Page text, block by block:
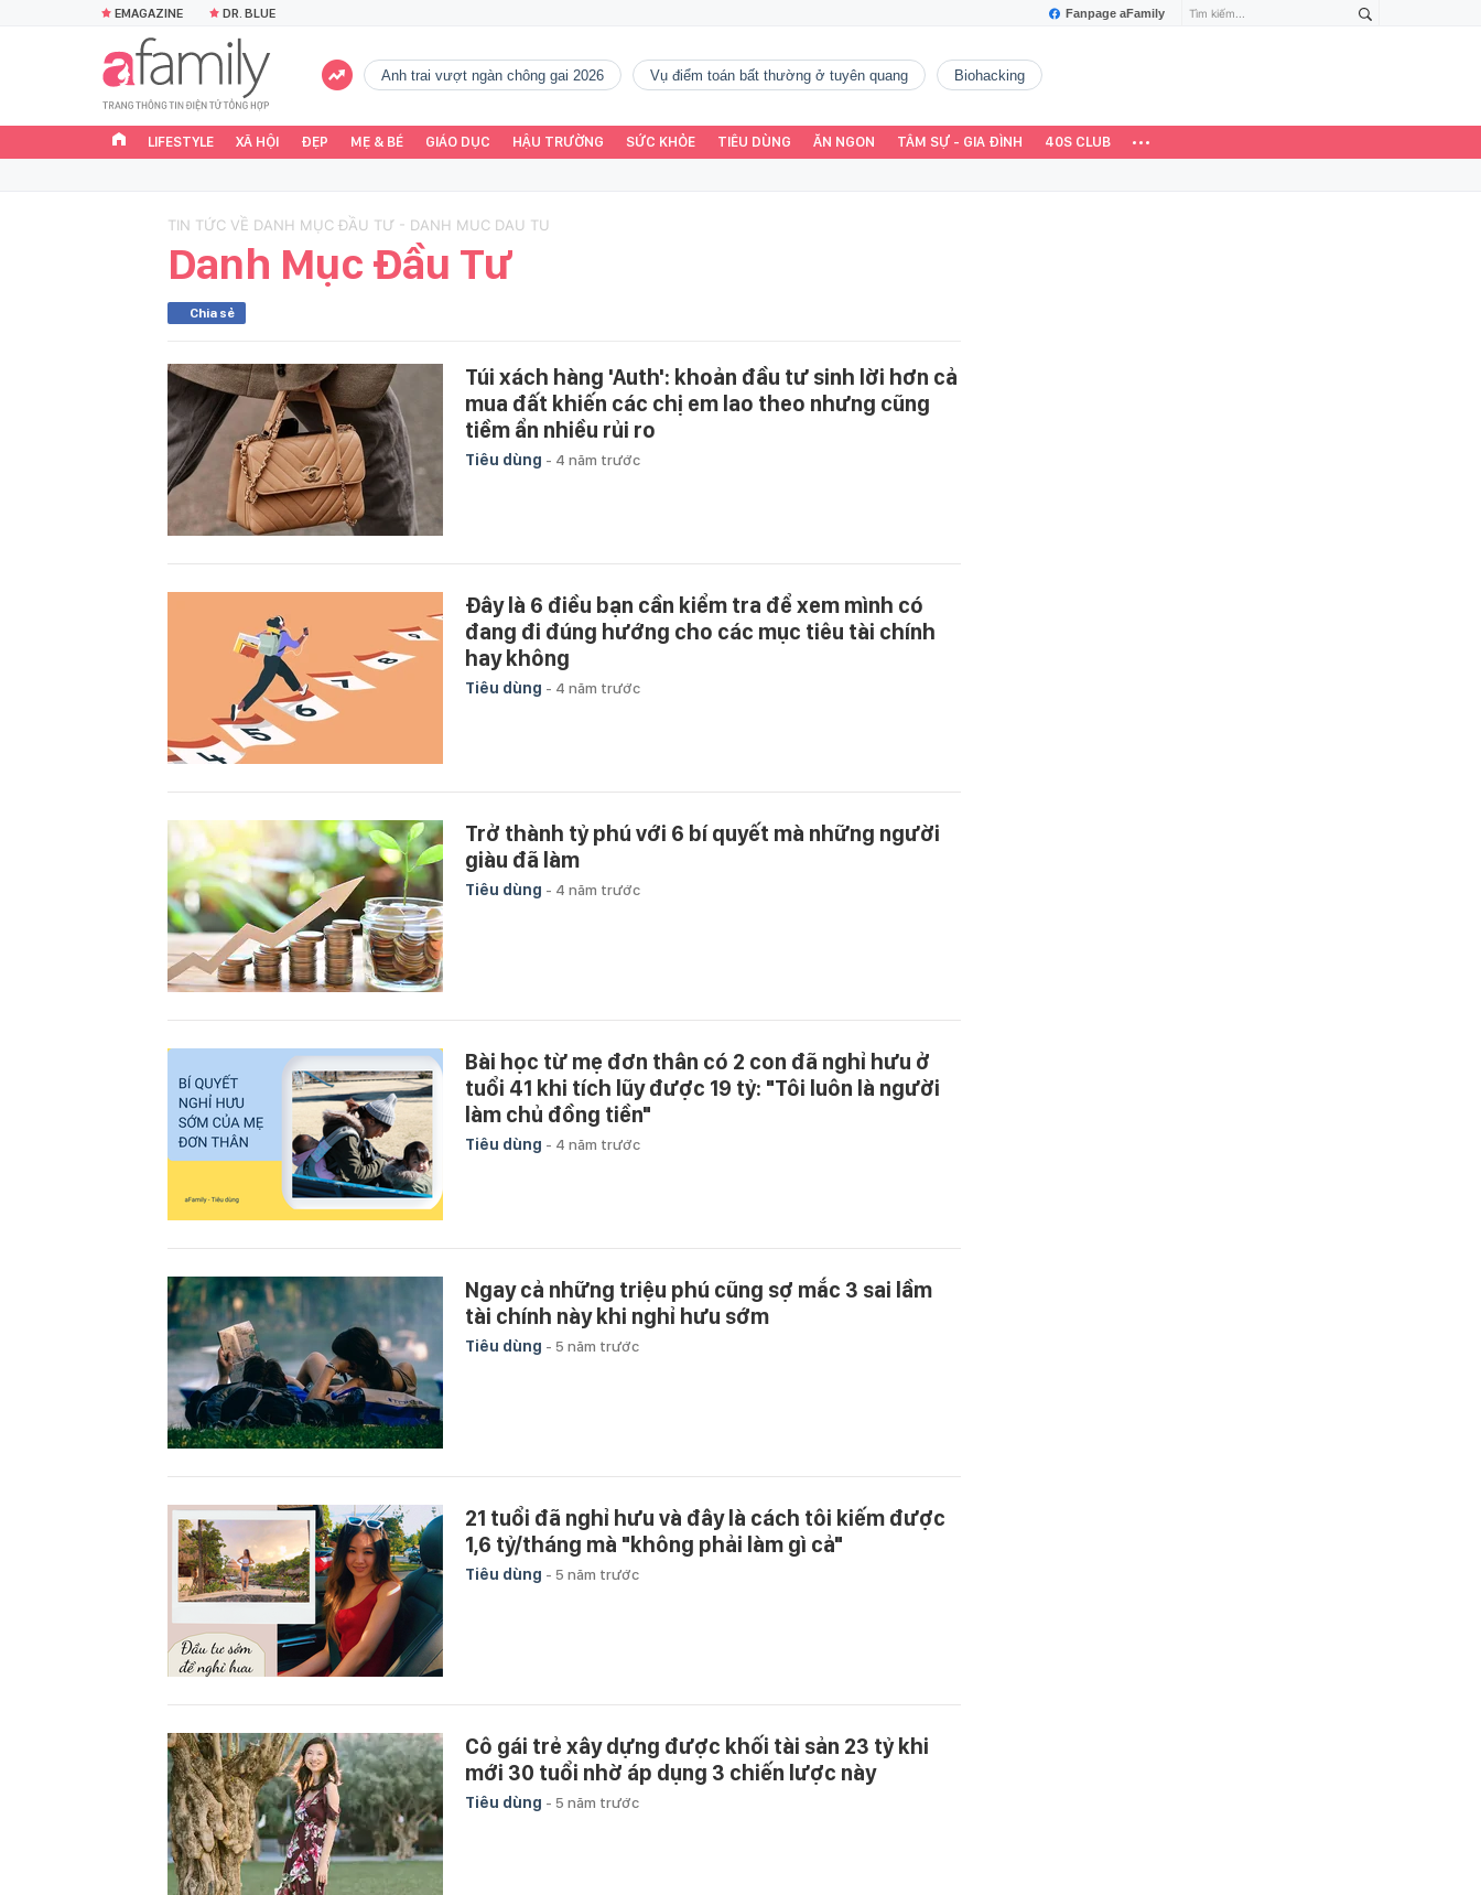
Fanpage aFamily
EMAGAZINE DR. BLUE
Anh trai vượt ngàn chông gai 2026 vụ điểm toán bất thường ở tuyên quang Biohacking
LIFESTYLE XÃ HỘI ĐẸP MẸ & BÉ GIÁO DỤC HẬU TRƯỜNG SỨC KHỎE TIÊU DÙNG ĂN NGON TÂM SỰ - GIA ĐÌNH 40S CLUB
TIN TỨC VỀ DANH MỤC ĐẦU TƯ - DANH MUC DAU TU
Danh Mục Đầu Tư
Chia sẻ
Túi xách hàng 'Auth': khoản đầu tư sinh lời hơn cả
mua đất khiến các chị em lao theo nhưng cũng
tiềm ẩn nhiều rủi ro
Tiêu dùng - 4 năm trước
Đây là 6 điều bạn cần kiểm tra để xem mình có
đang đi đúng hướng cho các mục tiêu tài chính
hay không
Tiêu dùng - 4 năm trước
Trở thành tỷ phú với 6 bí quyết mà những người
giàu đã làm
Tiêu dùng - 4 năm trước
Bài học từ mẹ đơn thân có 2 con đã nghỉ hưu ở
tuổi 41 khi tích lũy được 19 tỷ: "Tôi luôn là người
làm chủ đồng tiền"
Tiêu dùng - 4 năm trước
Ngay cả những triệu phú cũng sợ mắc 3 sai lầm
tài chính này khi nghỉ hưu sớm
Tiêu dùng - 5 năm trước
21 tuổi đã nghỉ hưu và đây là cách tôi kiếm được
1,6 tỷ/tháng mà "không phải làm gì cả"
Tiêu dùng - 5 năm trước
Cô gái trẻ xây dựng được khối tài sản 23 tỷ khi
mới 30 tuổi nhờ áp dụng 3 chiến lược này
Tiêu dùng - 5 năm trước